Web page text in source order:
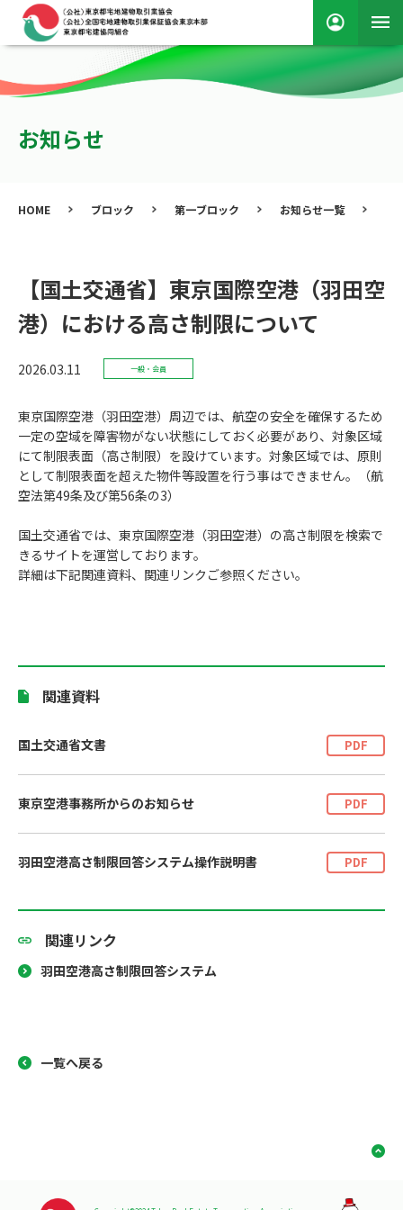
お知らせ
HOME ブロック 第一ブロック お知らせ一覧
【国土交通省】東京国際空港（羽田空
港）における高さ制限について
2026.03.11 一般・会員
東京国際空港（羽田空港）周辺では、航空の安全を確保するため
一定の空域を障害物がない状態にしておく必要があり、対象区域
にて制限表面（高さ制限）を設けています。対象区域では、原則
として制限表面を超えた物件等設置を行う事はできません。（航
空法第49条及び第56条の3）
国土交通省では、東京国際空港（羽田空港）の高さ制限を検索で
きるサイトを運営しております。
詳細は下記関連資料、関連リンクご参照ください。
関連資料
国土交通省文書 PDF
東京空港事務所からのお知らせ PDF
羽田空港高さ制限回答システム操作説明書 PDF
関連リンク
羽田空港高さ制限回答システム
一覧へ戻る